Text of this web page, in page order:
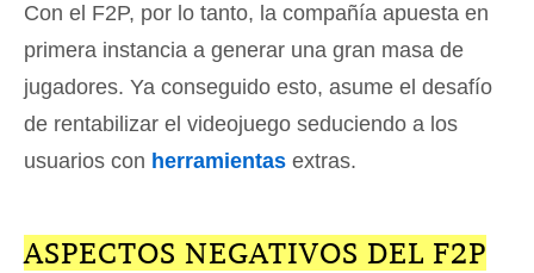
Con el F2P, por lo tanto, la compañía apuesta en
primera instancia a generar una gran masa de
jugadores. Ya conseguido esto, asume el desafío
de rentabilizar el videojuego seduciendo a los
usuarios con herramientas extras.
ASPECTOS NEGATIVOS DEL F2P